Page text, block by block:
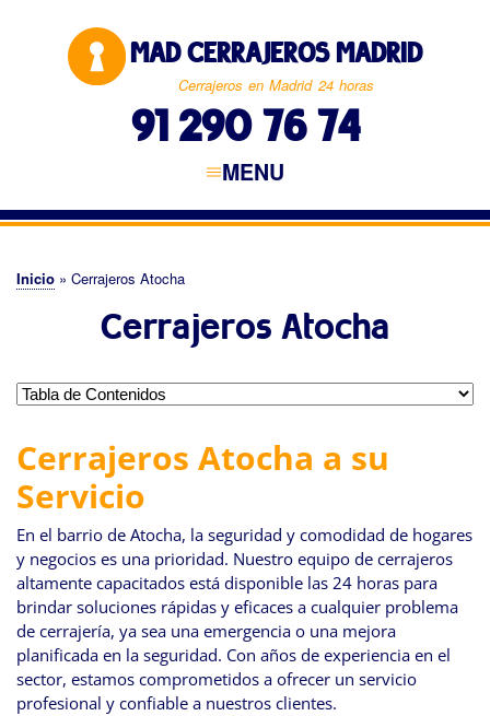
al
contenido
principal
MAD CERRAJEROS MADRID
Cerrajeros en Madrid 24 horas
91 290 76 74
principal
MENU
CERRAJEROS MADRID
MADRID CAPITAL
NORTE DE MADRID
ESTE DE MADRID
SUR DE MADRID
OESTE DE MADRID
Sobrescribir
enlaces
ayuda
la
navegación
Inicio Cerrajeros Atocha
Cerrajeros Atocha
Cerrajeros Atocha a su
Servicio
En el barrio de Atocha, la seguridad y comodidad de hogares
y negocios es una prioridad. Nuestro equipo de cerrajeros
altamente capacitados está disponible las 24 horas para
brindar soluciones rápidas y eficaces a cualquier problema
de cerrajería, ya sea una emergencia o una mejora
planificada en la seguridad. Con años de experiencia en el
sector, estamos comprometidos a ofrecer un servicio
profesional y confiable a nuestros clientes.